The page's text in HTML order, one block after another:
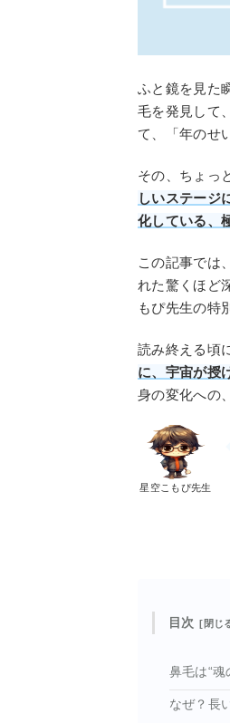
ふと鏡を見た
毛を発見して
て、「年のせ
その、ちょっ
しいステージ
化している、
この記事では
れた驚くほど
もぴ先生の特
読み終える頃
に、宇宙が授
身の変化への
星空こもぴ先生
目次
鼻毛は“
なぜ？長